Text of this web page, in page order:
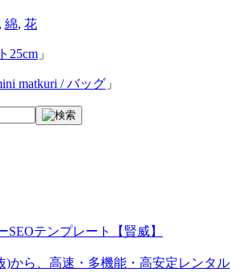
, 綿, 花
25cm 」
matkuri / バッグ 」
SEOテンプレート【賢威】
)から、高速・多機能・高安定レンタル